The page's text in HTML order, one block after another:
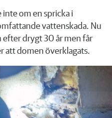
inte om en spricka i
vattenskada. Nu
efter drygt 30 år men får
att domen överklagats.